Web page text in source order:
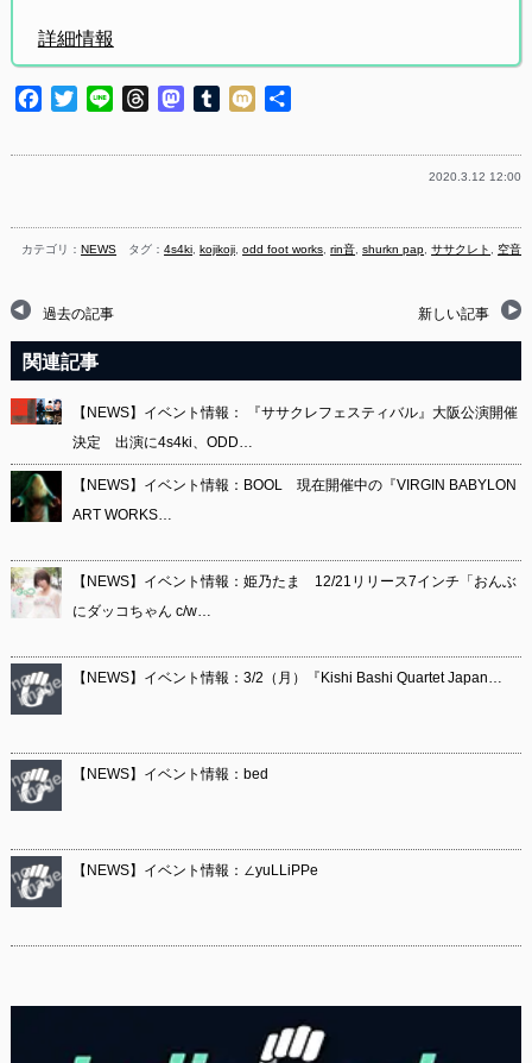
詳細情報
Facebook
TwitterLine ThreadsMastodon
Tumblr
Mixi
2020.3.12 12:00
カテゴリ：NEWS タグ：4s4ki ,kojikoji ,odd foot works ,rin音 ,shurkn pap ,ササクレト 空音
過去の記事 新しい記事
関連記事
【NEWS】イベント情報： 『ササクレフェスティバル』大阪公演開催
決定 出演に4s4ki、ODD…
【NEWS】イベント情報：BOOL 現在開催中の『VIRGIN BABYLON
ART WORKS…
【NEWS】イベント情報：姫乃たま 12/21リリース7インチ「おんぶ
にダッコちゃん c/w…
【NEWS】イベント情報：3/2（月）『Kishi Bashi Quartet Japan…
【NEWS】イベント情報：bed
【NEWS】イベント情報：∠yuLLiPPe